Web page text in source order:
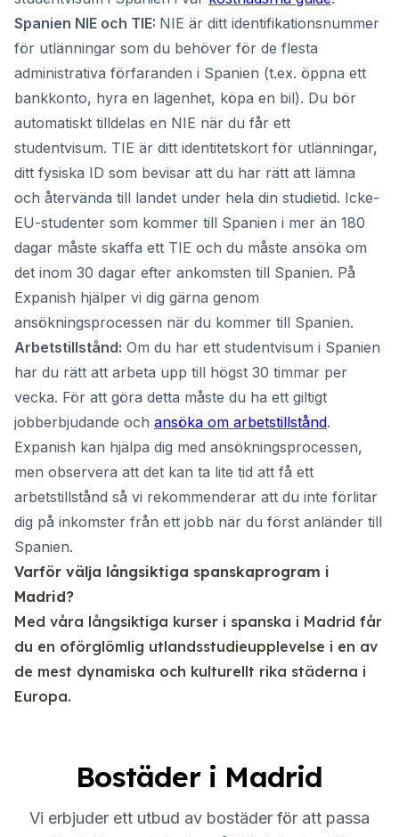
Spanien NIE och TIE: NIE är ditt identifikationsnummer
för utlänningar som du behöver för de flesta
administrativa förfaranden i Spanien (t.ex. öppna ett
bankkonto, hyra en lägenhet, köpa en bil). Du bör
automatiskt tilldelas en NIE när du får ett
studentvisum. TIE är ditt identitetskort för utlänningar,
ditt fysiska ID som bevisar att du har rätt att lämna
och återvända till landet under hela din studietid. Icke-
EU-studenter som kommer till Spanien i mer än 180
dagar måste skaffa ett TIE och du måste ansöka om
det inom 30 dagar efter ankomsten till Spanien. På
Expanish hjälper vi dig gärna genom
ansökningsprocessen när du kommer till Spanien.
Arbetstillstånd: Om du har ett studentvisum i Spanien
har du rätt att arbeta upp till högst 30 timmar per
vecka. För att göra detta måste du ha ett giltigt
jobberbjudande och ansöka om arbetstillstånd.
Expanish kan hjälpa dig med ansökningsprocessen,
men observera att det kan ta lite tid att få ett
arbetstillstånd så vi rekommenderar att du inte förlitar
dig på inkomster från ett jobb när du först anländer till
Spanien.
Varför välja långsiktiga spanskaprogram i
Madrid?
Med våra långsiktiga kurser i spanska i Madrid får
du en oförglömlig utlandsstudieupplevelse i en av
de mest dynamiska och kulturellt rika städerna i
Europa.
Bostäder i Madrid
Vi erbjuder ett utbud av bostäder för att passa